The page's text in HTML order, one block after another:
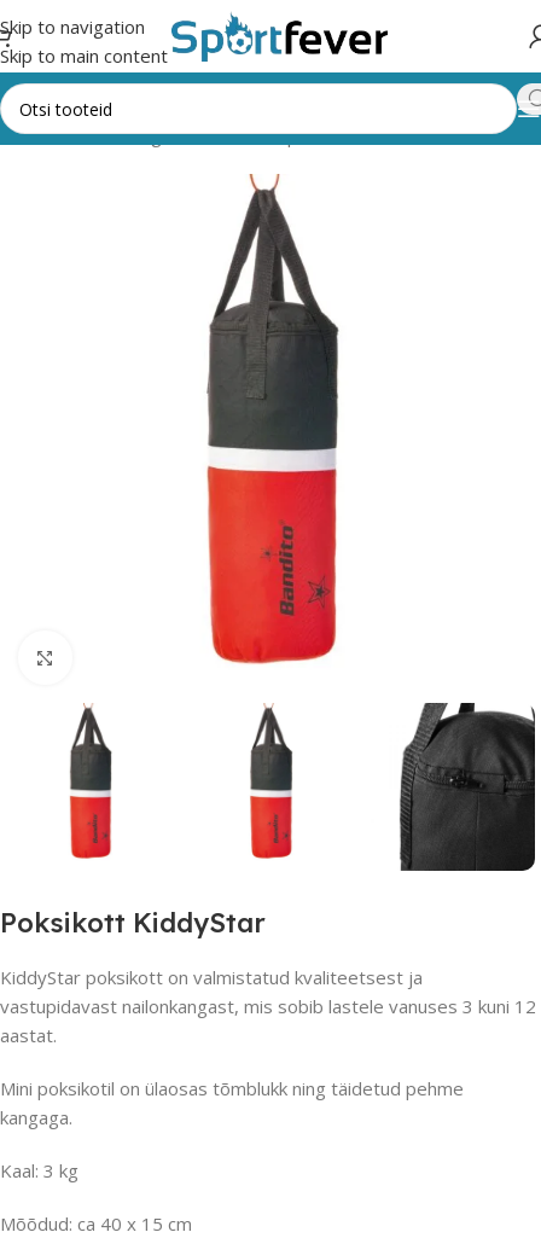
Skip to navigation
Skip to main content
Esileht Kõik kategooriad Võitlussport Poks Poksikotid
Suurendamiseks klõpsake
Poksikott KiddyStar
KiddyStar poksikott on valmistatud kvaliteetsest ja
vastupidavast nailonkangast, mis sobib lastele vanuses 3 kuni 12
aastat.
Mini poksikotil on ülaosas tõmblukk ning täidetud pehme
kangaga.
Kaal: 3 kg
Mõõdud: ca 40 x 15 cm